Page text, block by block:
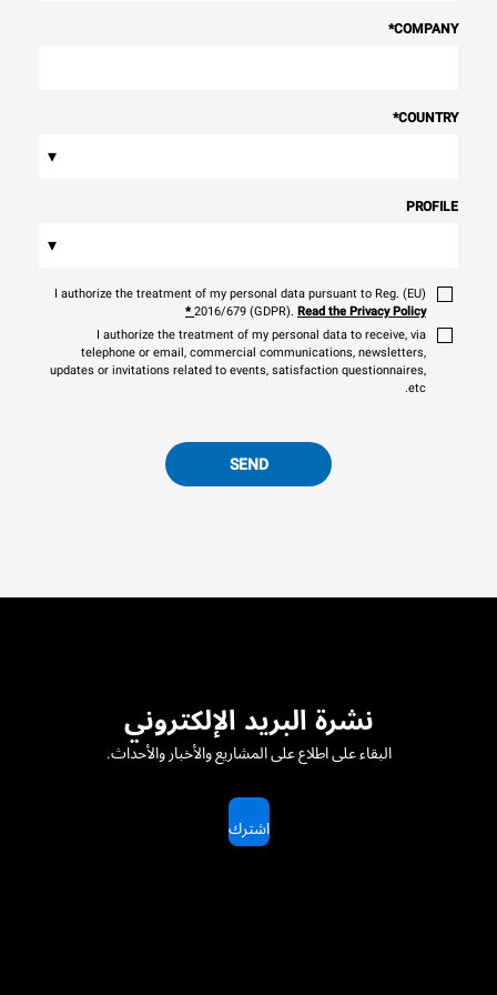
COMPANY
*
COUNTRY
*
▾
PROFILE
▾
I authorize the treatment of my personal data pursuant to Reg. (EU)
2016/679 (GDPR). Read the Privacy Policy
*
I authorize the treatment of my personal data to receive, via
telephone or email, commercial communications, newsletters,
updates or invitations related to events, satisfaction questionnaires,
etc.
SEND
نشرة البريد الإلكتروني
البقاء على اطلاع على المشاريع والأخبار والأحداث.
اشترك